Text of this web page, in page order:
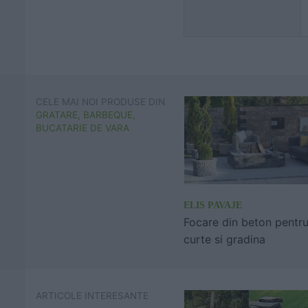
CELE MAI NOI PRODUSE DIN
GRATARE, BARBEQUE,
BUCATARIE DE VARA
ELIS PAVAJE
Focare din beton pentru
curte si gradina
ARTICOLE INTERESANTE